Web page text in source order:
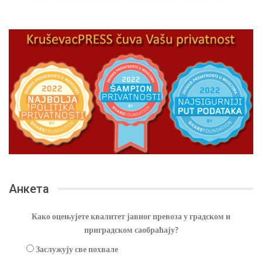
Анкета
Како оцењујете квалитет јавног превоза у градском и
приградском саобраћају?
Заслужују све похвале